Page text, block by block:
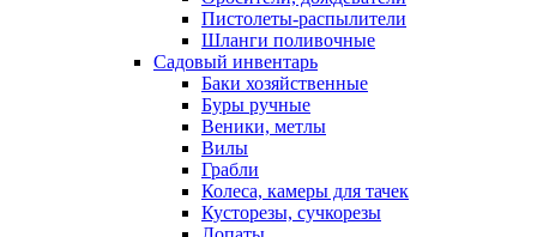
Пистолеты-распылители
Шланги поливочные
Садовый инвентарь
Баки хозяйственные
Буры ручные
Веники, метлы
Вилы
Грабли
Колеса, камеры для тачек
Кусторезы, сучкорезы